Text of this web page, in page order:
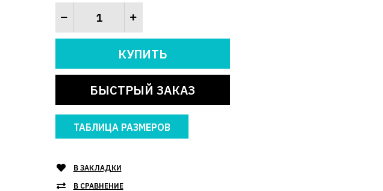
БЫСТРЫЙ ЗАКАЗ
ТАБЛИЦА РАЗМЕРОВ
В ЗАКЛАДКИ
В СРАВНЕНИЕ